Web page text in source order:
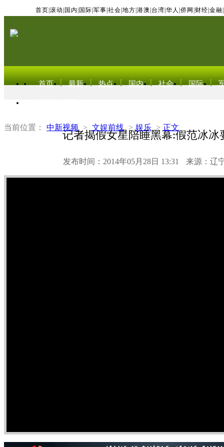
首页 滚动 国内 国际 军事 社会 地方 港澳 台湾 华人 侨网 财经 金融
首页 最新 热点 国内 社会 国际
当前位置： 中新视频 > 文娱前线 > 娱乐 > 正文
记者揭假女星陪睡黑幕:假范冰冰
发布时间：2014年05月28日 13:31 来源：辽